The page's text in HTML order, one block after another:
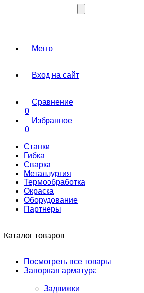
Меню
Вход на сайт
Сравнение
0
Избранное
0
Станки
Гибка
Сварка
Металлургия
Термообработка
Окраска
Оборудование
Партнеры
Каталог товаров
Посмотреть все товары
Запорная арматура
Задвижки